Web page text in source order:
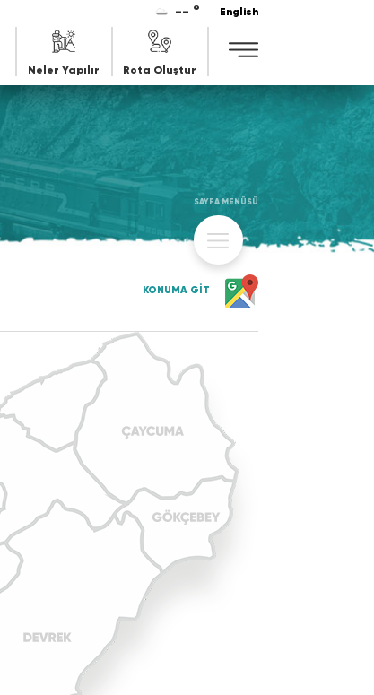
-- ° English
Neler Yapılır Rota Oluştur
SAYFA MENÜSÜ
KONUMA GİT